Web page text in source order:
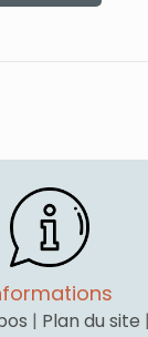
| Plan du site |